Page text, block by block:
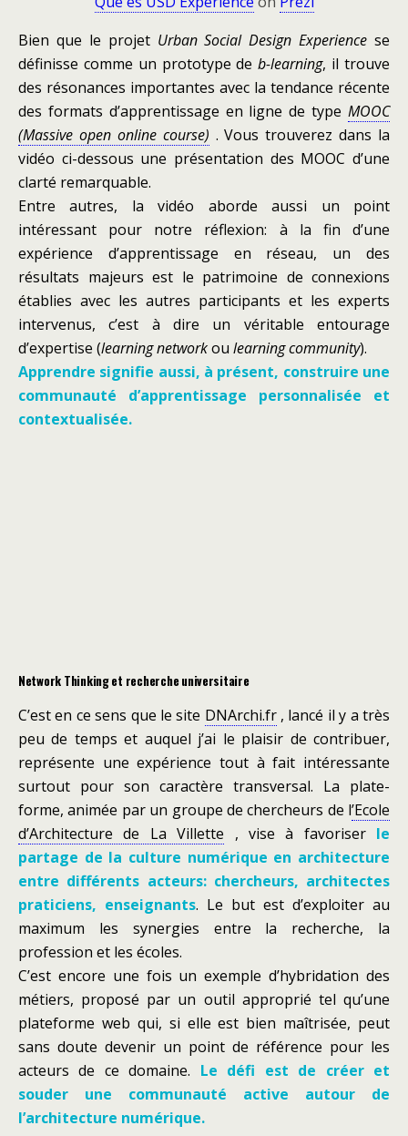
Bien que le projet Urban Social Design Experience se
définisse comme un prototype deb-learning, il trouve
des résonances importantes avec la tendance récente
des formats d’apprentissage en ligne de type MOOC
(Massive open online course) . Vous trouverez dans la
vidéo ci-dessous une présentation des MOOC d’une
clarté remarquable.
Entre autres, la vidéo aborde aussi un point
intéressant pour notre réflexion: à la fin d’une
expérience d’apprentissage en réseau, un des
résultats majeurs est le patrimoine de connexions
établies avec les autres participants et les experts
intervenus, c’est à dire un véritable entourage
d’expertise (learning networkou learning community).
Apprendre signifie aussi, à présent, construire une
communauté d’apprentissage personnalisée et
contextualisée.
Network Thinking et recherche universitaire
C’est en ce sens que le site DNArchi.fr, lancé il y a très
peu de temps et auquel j’ai le plaisir de contribuer,
représente une expérience tout à fait intéressante
surtout pour son caractère transversal. La plate-
forme, animée par un groupe de chercheurs de l’Ecole
d’Architecture de La Villette , vise à favoriser le
partage de la culture numérique en architecture
entre différents acteurs: chercheurs, architectes
praticiens, enseignants. Le but est d’exploiter au
maximum les synergies entre la recherche, la
profession et les écoles.
C’est encore une fois un exemple d’hybridation des
métiers, proposé par un outil approprié tel qu’une
plateforme web qui, si elle est bien maîtrisée, peut
sans doute devenir un point de référence pour les
acteurs de ce domaine. Le défi est de créer et
souder une communauté active autour de
l’architecture numérique.